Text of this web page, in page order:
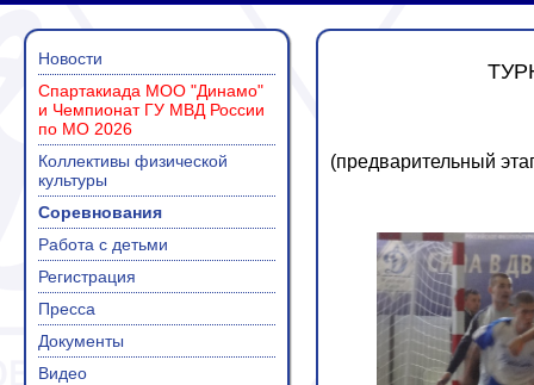
Новости
Спартакиада МОО "Динамо"
и Чемпионат ГУ МВД России
по МО 2026
Коллективы физической
культуры
Соревнования
Работа с детьми
Регистрация
Пресса
Документы
Видео
(предварительный